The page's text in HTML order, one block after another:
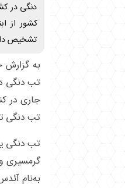
دنگی در
تشخیص
به گزارش
تب دنگی
تب دنگی
تب دنگی
گرمسیری
به‌نام